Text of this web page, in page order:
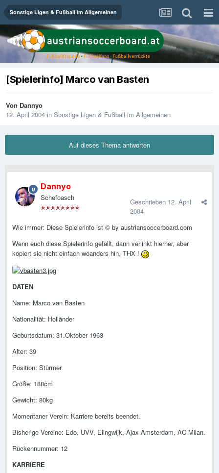
Sonstige Ligen & Fußball im Allgemeinen
[Spielerinfo] Marco van Basten
Von Dannyo
12. April 2004 in Sonstige Ligen & Fußball im Allgemeinen
Auf dieses Thema antworten
Dannyo
Schefoasch Geschrieben 12. April
2004
Wie immer: Diese Spielerinfo ist © by austriansoccerboard.com
Wenn euch diese Spielerinfo gefällt, dann verlinkt hierher, aber
kopiert sie nicht einfach woanders hin, THX !
DATEN
Name: Marco van Basten
Nationalität: Holländer
Geburtsdatum: 31.Oktober 1963
Alter: 39
Position: Stürmer
Größe: 188cm
Gewicht: 80kg
Momentaner Verein: Karriere bereits beendet.
Bisherige Vereine: Edo, UVV, Elingwijk, Ajax Amsterdam, AC Milan.
Rückennummer: 12
KARRIERE